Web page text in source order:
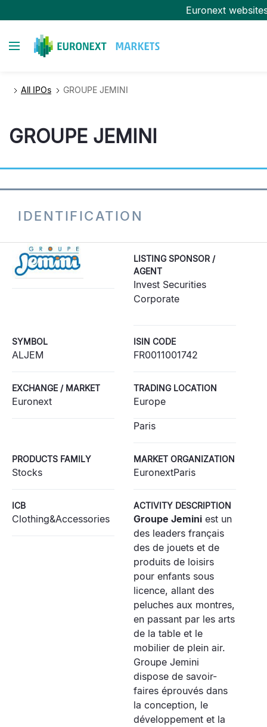
en
de
Euronext
Toggle navigation
All IPOs GROUPE JEMINI
GROUPE JEMINI
IDENTIFICATION
LISTING SPONSOR /
AGENT
Invest Securities
Corporate
SYMBOL
ALJEM
ISIN CODE
FR0011001742
EXCHANGE / MARKET
Euronext
TRADING LOCATION
Europe
Paris
PRODUCTS FAMILY
Stocks
MARKET ORGANIZATION
EuronextParis
ICB
Clothing&Accessories
ACTIVITY DESCRIPTION
Groupe Jemini est un
des leaders français
des de jouets et de
produits de loisirs
pour enfants sous
licence, allant des
peluches aux montres,
en passant par les arts
de la table et le
mobilier de plein air.
Groupe Jemini
dispose de savoir-
faires éprouvés dans
la conception, le
développement et la